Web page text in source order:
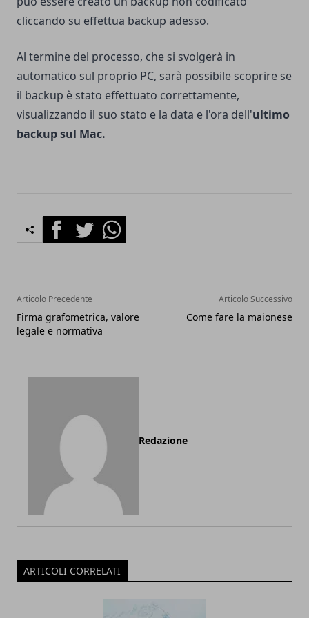
cliccando su effettua backup adesso.
Al termine del processo, che si svolgerà in
automatico sul proprio PC, sarà possibile scoprire se
il backup è stato effettuato correttamente,
visualizzando il suo stato e la data e l'ora dell'ultimo
backup sul Mac.
FacebookTwitterWhatsapp
Articolo Precedente
Firma grafometrica, valore
legale e normativa
Articolo Successivo
Come fare la maionese
Redazione
ARTICOLI CORRELATI